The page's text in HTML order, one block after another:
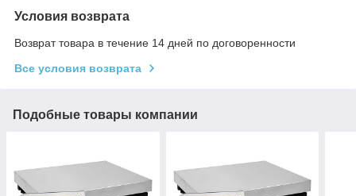
Условия возврата
Возврат товара в течение 14 дней по договоренности
Все условия возврата
Подобные товары компании